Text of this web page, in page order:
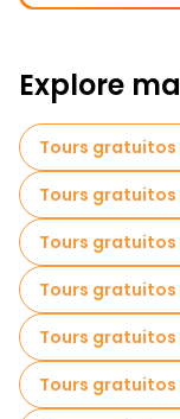
Explore
Tours gratuitos
Tours gratuitos
Tours gratuitos
Tours gratuitos
Tours gratuitos
Tours gratuitos